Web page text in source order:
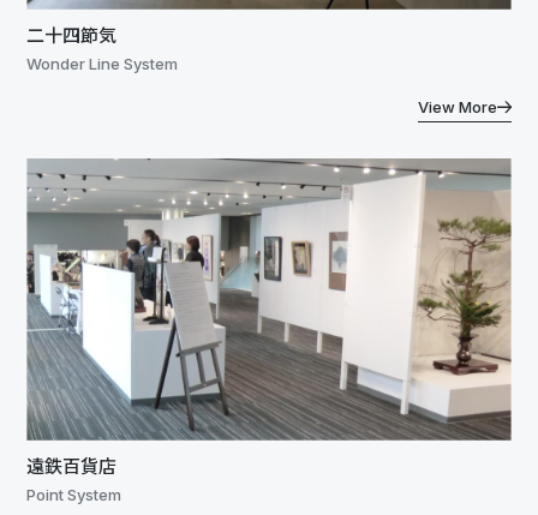
二十四節気
Wonder Line System
View More
遠鉄百貨店
Point System